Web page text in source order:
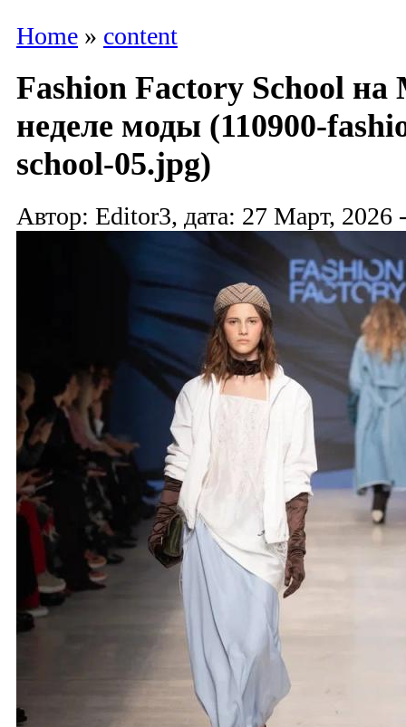
Home » content
Fashion Factory School на
неделе моды (110900-
school-05.jpg)
Автор: Editor3, дата: 27 Март, 2026